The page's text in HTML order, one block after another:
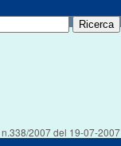
n.338/2007 del 19-07-2007